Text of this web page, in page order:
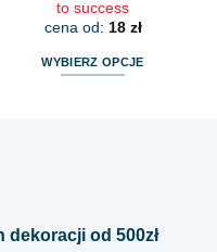
to success
cena od: 18 zł
WYBIERZ OPCJE
dekoracji od 500zł